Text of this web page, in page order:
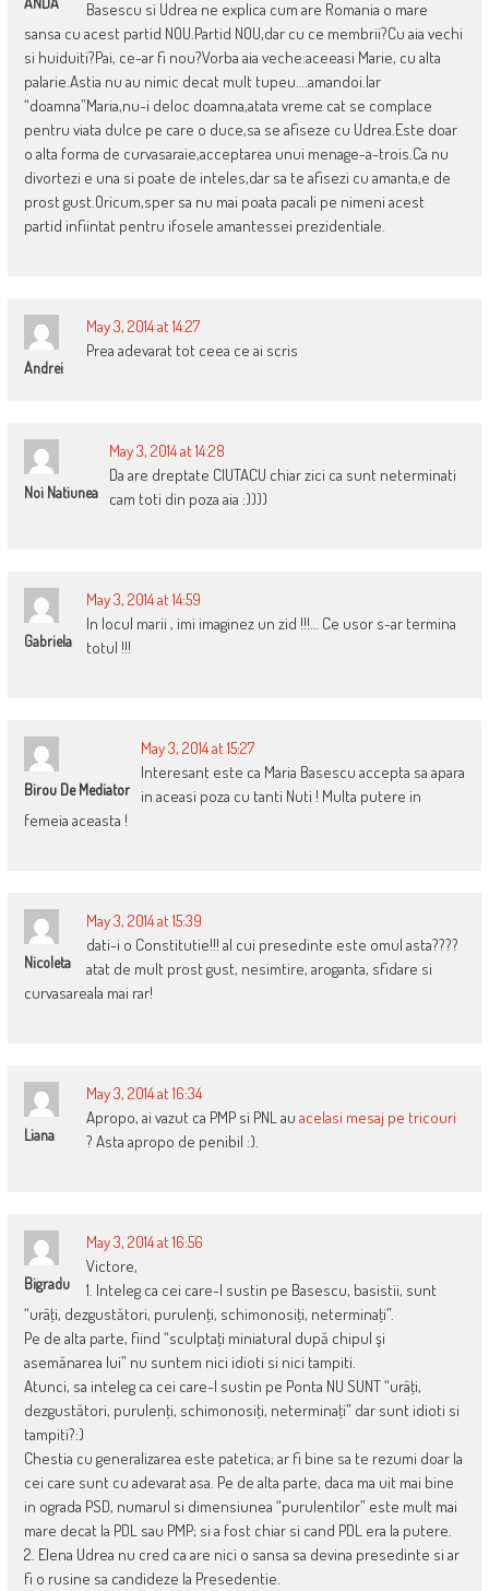
Basescu si Udrea ne explica cum are Romania o mare
sansa cu acest partid NOU.Partid NOU,dar cu ce membrii?Cu aia vechi
si huiduiti?Pai, ce-ar fi nou?Vorba aia veche:aceeasi Marie, cu alta
palarie.Astia nu au nimic decat mult tupeu….amandoi.Iar
“doamna”Maria,nu-i deloc doamna,atata vreme cat se complace
pentru viata dulce pe care o duce,sa se afiseze cu Udrea.Este doar
o alta forma de curvasaraie,acceptarea unui menage-a-trois.Ca nu
divortezi e una si poate de inteles,dar sa te afisezi cu amanta,e de
prost gust.Oricum,sper sa nu mai poata pacali pe nimeni acest
partid infiintat pentru ifosele amantessei prezidentiale.
Andrei
May 3, 2014 at 14:27
Prea adevarat tot ceea ce ai scris
Noi Natiunea
May 3, 2014 at 14:28
Da are dreptate CIUTACU chiar zici ca sunt neterminati
cam toti din poza aia :))))
Gabriela
May 3, 2014 at 14:59
In locul marii , imi imaginez un zid !!!… Ce usor s-ar termina
totul !!!
Birou De Mediator
May 3, 2014 at 15:27
Interesant este ca Maria Basescu accepta sa apara
in aceasi poza cu tanti Nuti ! Multa putere in
femeia aceasta !
Nicoleta
May 3, 2014 at 15:39
dati-i o Constitutie!!! al cui presedinte este omul asta????
atat de mult prost gust, nesimtire, aroganta, sfidare si
curvasareala mai rar!
Liana
May 3, 2014 at 16:34
Apropo, ai vazut ca PMP si PNL au acelasi mesaj pe tricouri
? Asta apropo de penibil :).
Bigradu
May 3, 2014 at 16:56
Victore,
1. Inteleg ca cei care-l sustin pe Basescu, basistii, sunt
“urâţi, dezgustători, purulenţi, schimonosiţi, neterminaţi”.
Pe de alta parte, fiind “sculptaţi miniatural după chipul şi
asemănarea lui” nu suntem nici idioti si nici tampiti.
Atunci, sa inteleg ca cei care-l sustin pe Ponta NU SUNT “urâţi,
dezgustători, purulenţi, schimonosiţi, neterminaţi” dar sunt idioti si
tampiti?:)
Chestia cu generalizarea este patetica; ar fi bine sa te rezumi doar la
cei care sunt cu adevarat asa. Pe de alta parte, daca ma uit mai bine
in ograda PSD, numarul si dimensiunea “purulentilor” este mult mai
mare decat la PDL sau PMP; si a fost chiar si cand PDL era la putere.
2. Elena Udrea nu cred ca are nici o sansa sa devina presedinte si ar
fi o rusine sa candideze la Presedentie.